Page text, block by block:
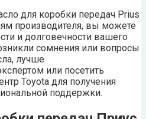
для коробки передач Prius
производителя, вы можете
и долговечности вашего
сомнения или вопросы
лучше
или посетить
Toyota для получения
поддержки.